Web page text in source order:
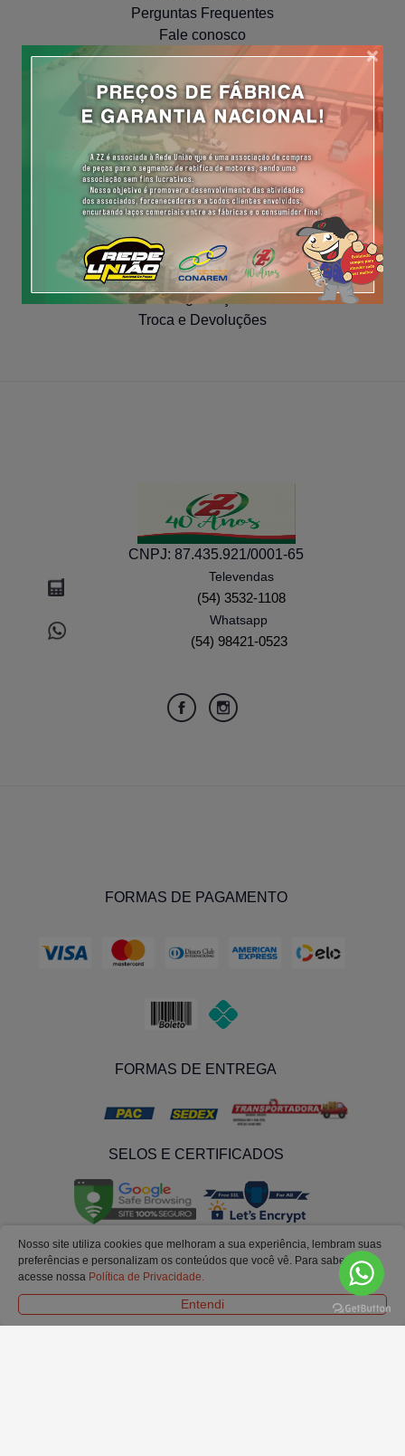
Perguntas Frequentes
Fale conosco
Políticas de Privacidade
NAVEGUE
Meus Pedidos
Minha Conta
Cadastre-se
COMPRA SEGURA
Segurança
Troca e Devoluções
CNPJ: 87.435.921/0001-65
Televendas
(54) 3532-1108
Whatsapp
(54) 98421-0523
FORMAS DE PAGAMENTO
FORMAS DE ENTREGA
SELOS E CERTIFICADOS
Nosso site utiliza cookies que melhoram a sua experiência, lembram suas
preferências e personalizam os conteúdos que você vê. Para saber mais
acesse nossa Política de Privacidade.
Entendi
×